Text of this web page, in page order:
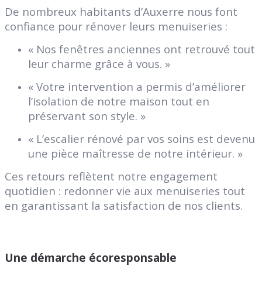
De nombreux habitants d’Auxerre nous font
confiance pour rénover leurs menuiseries :
« Nos fenêtres anciennes ont retrouvé tout
leur charme grâce à vous. »
« Votre intervention a permis d’améliorer
l’isolation de notre maison tout en
préservant son style. »
« L’escalier rénové par vos soins est devenu
une pièce maîtresse de notre intérieur. »
Ces retours reflètent notre engagement
quotidien : redonner vie aux menuiseries tout
en garantissant la satisfaction de nos clients.
Une démarche écoresponsable